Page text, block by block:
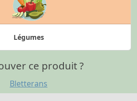
Légumes
ce produit ?
Bletterans